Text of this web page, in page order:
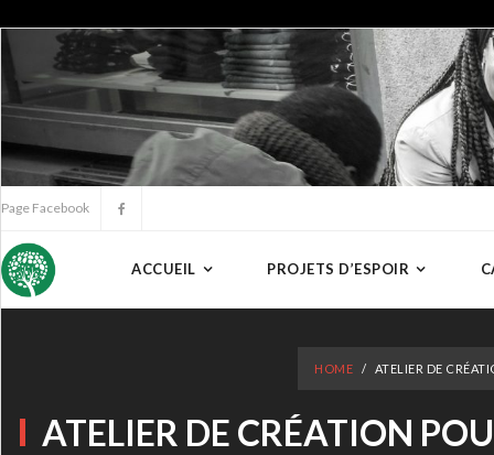
Page Facebook
ACCUEIL PROJETS D’ESPOIR
HOME / ATELIER DE
ATELIER DE CRÉATION